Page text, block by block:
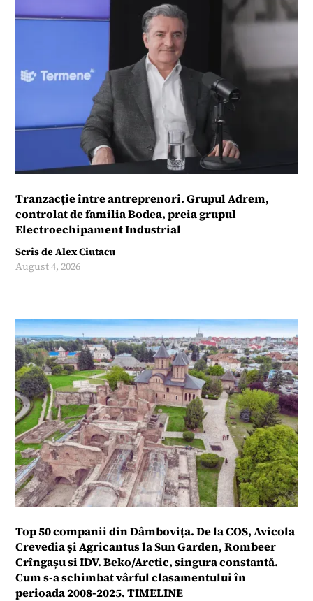
Tranzacție între antreprenori. Grupul Adrem,
controlat de familia Bodea, preia grupul
Electroechipament Industrial
Scris deAlex Ciutacu
August 4, 2026
Top 50 companii din Dâmbovița. De la COS, Avicola
Crevedia și Agricantus la Sun Garden, Rombeer
Crîngașu si IDV. Beko/Arctic, singura constantă.
Cum s-a schimbat vârful clasamentului în
perioada 2008-2025. TIMELINE